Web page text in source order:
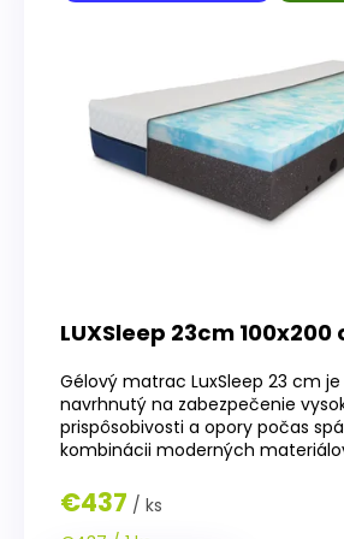
LUXSleep 23cm 100x200
Gélový matrac LuxSleep 23 cm
navrhnutý na zabezpečenie
prispôsobivosti a opory počas
kombinácii moderných
€437 / ks